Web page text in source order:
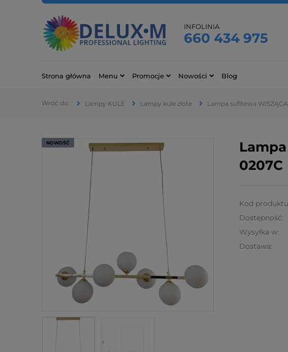
INFOLINIA
660 434 975
Strona główna Menu Promocje Nowości Blog
Lampy KULE Lampy kule złote Lampa sufitowa
0207C
NOWOŚĆ
Kod
Dostępność:
Wysyłka w:
Dostawa: